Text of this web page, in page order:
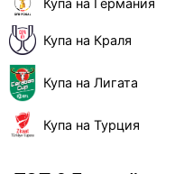
Купа на Краля
Купа на Лигата
Купа на Турция